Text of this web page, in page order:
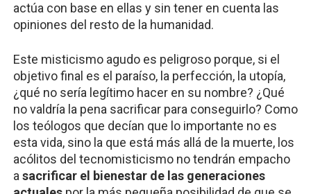
actúa con base en ellas y sin tener en cuenta las
opiniones del resto de la humanidad.
Este misticismo agudo es peligroso porque, si el
objetivo final es el paraíso, la perfección, la utopía,
¿qué no sería legítimo hacer en su nombre? ¿Qué
no valdría la pena sacrificar para conseguirlo? Como
los teólogos que decían que lo importante no es
esta vida, sino la que está más allá de la muerte, los
acólitos del tecnomisticismo no tendrán empacho
a sacrificar el bienestar de las generaciones